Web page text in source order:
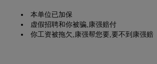
本单位已加保
虚假招聘和你被骗,康强赔付
你工资被拖欠,康强帮您要,要不到康强赔